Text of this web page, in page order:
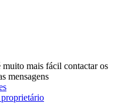
mais fácil contactar os
mensagens